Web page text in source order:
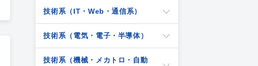
技術系（IT・Web・通信系）
技術系（電気・電子・半導体）
技術系（機械・メカトロ・自動